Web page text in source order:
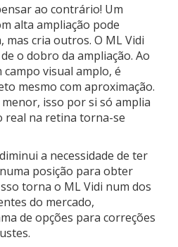
ao contrário! Um
alta ampliação pode
cria outros. O ML Vidi
o dobro da ampliação. Ao
visual amplo, é
mesmo com aproximação.
isso por si só amplia
real na retina torna-se
a necessidade de ter
posição para obter
torna o ML Vidi num dos
do mercado,
de opções para correções